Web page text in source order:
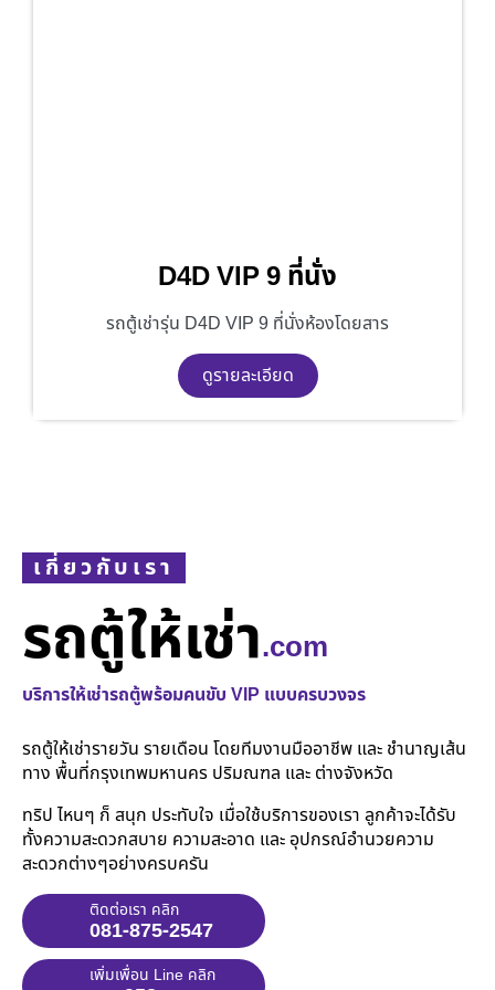
D4D VIP 9 ที่นั่ง
รถตู้เช่ารุ่น D4D VIP 9 ที่นั่งห้องโดยสาร
ดูรายละเอียด
เกี่ยวกับเรา
รถตู้ให้เช่า.com
บริการให้เช่ารถตู้พร้อมคนขับ VIP แบบครบวงจร
รถตู้ให้เช่ารายวัน รายเดือน โดยทีมงานมืออาชีพ และ ชำนาญเส้น
ทาง พื้นที่กรุงเทพมหานคร ปริมณฑล และ ต่างจังหวัด
ทริป ไหนๆ ก็ สนุก ประทับใจ เมื่อใช้บริการของเรา ลูกค้าจะได้รับ
ทั้งความสะดวกสบาย ความสะอาด และ อุปกรณ์อำนวยความ
สะดวกต่างๆอย่างครบครัน
ติดต่อเรา คลิก
081-875-2547
เพิ่มเพื่อน Line คลิก